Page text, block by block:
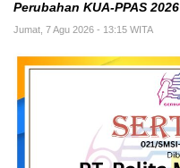
Perubahan KUA-PPAS 2026
Jumat, 7 Agu 2026 - 13:15 WITA